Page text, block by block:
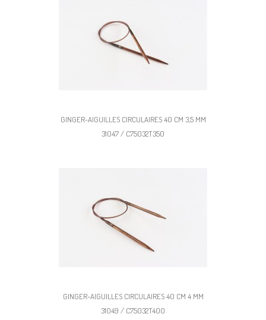
GINGER-AIGUILLES CIRCULAIRES 40 CM 3,5 MM
31047 / C75032T350
GINGER-AIGUILLES CIRCULAIRES 40 CM 4 MM
31049 / C75032T400